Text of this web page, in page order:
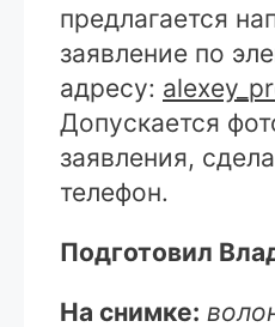
предлагается
заявление по
адресу:
Допускается
заявления,
телефон.
Подготовил
На снимке: